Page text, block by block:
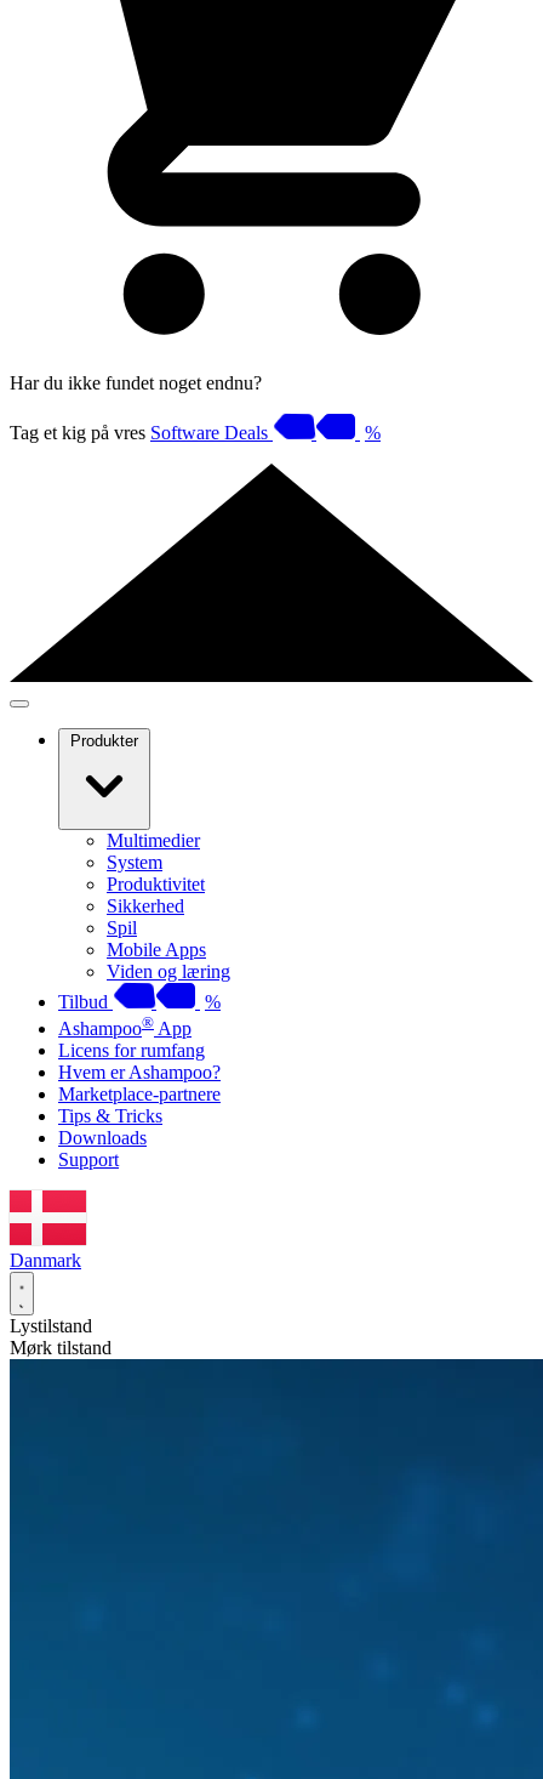
Har du ikke fundet noget endnu?
Tag et kig på vres Software Deals %
Produkter
Multimedier
System
Produktivitet
Sikkerhed
Spil
Mobile Apps
Viden og læring
Tilbud
%
Ashampoo® App
Licens for rumfang
Hvem er Ashampoo?
Marketplace-partnere
Tips & Tricks
Downloads
Support
Danmark
Lystilstand
Mørk tilstand